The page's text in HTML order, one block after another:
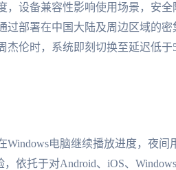
，设备兼容性影响使用场景，安全
过部署在中国大陆及周边区域的密
伦时，系统即刻切换至延迟低于
电脑继续播放进度，夜间
托于对Android、iOS、Windows